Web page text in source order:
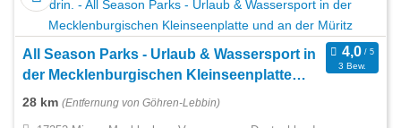
All Season Parks - Urlaub & Wassersport in
der Mecklenburgischen Kleinseenplatte
und an der Müritz
3 Bew.
28 km (Entfernung von Göhren-Lebbin)